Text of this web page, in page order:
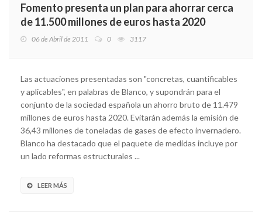
Fomento presenta un plan para ahorrar cerca
de 11.500 millones de euros hasta 2020
06 de Abril de 2011 0 3117
Las actuaciones presentadas son "concretas, cuantificables
y aplicables", en palabras de Blanco, y supondrán para el
conjunto de la sociedad española un ahorro bruto de 11.479
millones de euros hasta 2020. Evitarán además la emisión de
36,43 millones de toneladas de gases de efecto invernadero.
Blanco ha destacado que el paquete de medidas incluye por
un lado reformas estructurales ...
LEER MÁS